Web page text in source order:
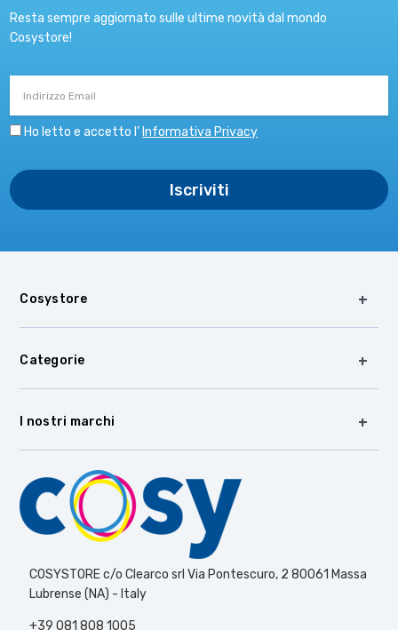
Resta sempre aggiornato sulle ultime novità dal mondo
Cosystore!
Ho letto e accetto l’ Informativa Privacy
Cosystore
Categorie
I nostri marchi
COSYSTORE c/o Clearco srl Via Pontescuro, 2 80061 Massa
Lubrense (NA) - Italy
+39 081 808 1005